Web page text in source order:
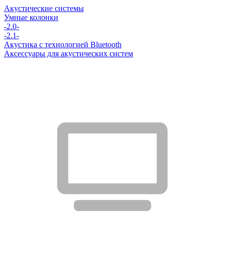
Акустические системы
Умные колонки
-2.0-
-2.1-
Акустика с технологией Bluetooth
Аксессуары для акустических систем